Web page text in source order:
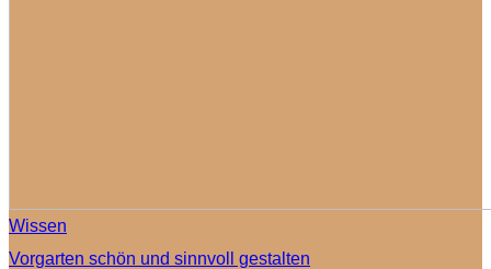
Wissen
Vorgarten schön und sinnvoll gestalten